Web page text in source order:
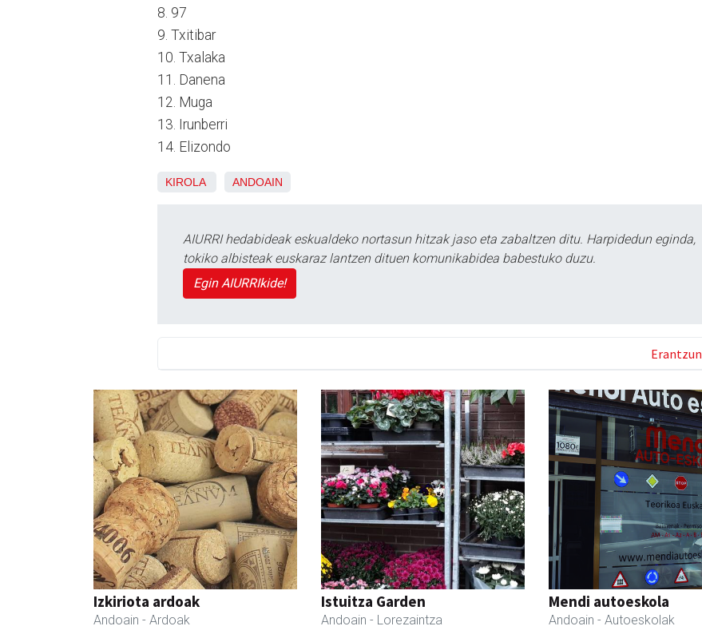
8. 97
9. Txitibar
10. Txalaka
11. Danena
12. Muga
13. Irunberri
14. Elizondo
KIROLA ANDOAIN
AIURRI hedabideak eskualdeko nortasun hitzak jaso eta zabaltzen ditu. Harpidedun eginda,
tokiko albisteak euskaraz lantzen dituen komunikabidea babestuko duzu.
Egin AIURRIkide!
Erantzun
Izkiriota ardoak
Andoain - Ardoak
Istuitza Garden
Andoain - Lorezaintza
Mendi autoeskola
Andoain - Autoeskolak